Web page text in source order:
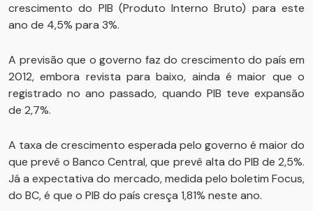
crescimento do PIB (Produto Interno Bruto) para este
ano de 4,5% para 3%.
A previsão que o governo faz do crescimento do país em
2012, embora revista para baixo, ainda é maior que o
registrado no ano passado, quando PIB teve expansão
de 2,7%.
A taxa de crescimento esperada pelo governo é maior do
que prevê o Banco Central, que prevê alta do PIB de 2,5%.
Já a expectativa do mercado, medida pelo boletim Focus,
do BC, é que o PIB do país cresça 1,81% neste ano.